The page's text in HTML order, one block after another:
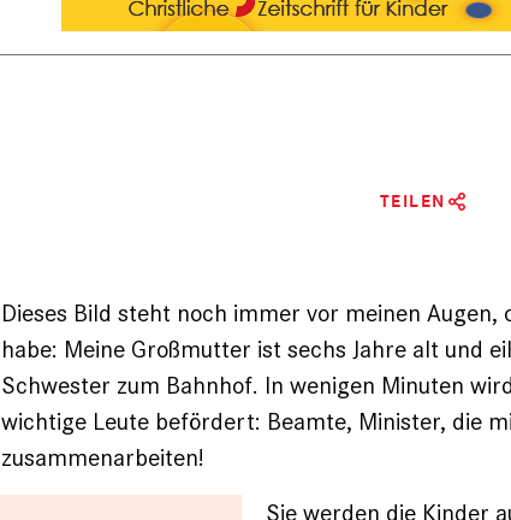
TEILEN
Dieses Bild steht noch immer vor meinen Augen,
habe: Meine Großmutter ist sechs Jahre alt und
Schwester zum Bahnhof. In wenigen Minuten
wichtige Leute befördert: Beamte, Minister, die
zusammenarbeiten!
Sie werden die Kinder